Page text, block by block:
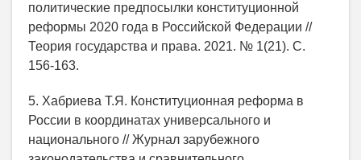
политические предпосылки конституционной
реформы 2020 года в Российской Федерации //
Теория государства и права. 2021. № 1(21). С.
156-163.
5. Хабриева Т.Я. Конституционная реформа в
России в координатах универсального и
национального // Журнал зарубежного